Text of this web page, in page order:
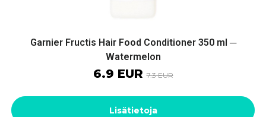
Garnier Fructis Hair Food Conditioner 350 ml ─
Watermelon
6.9 EUR7.3 EUR
Lisätietoja